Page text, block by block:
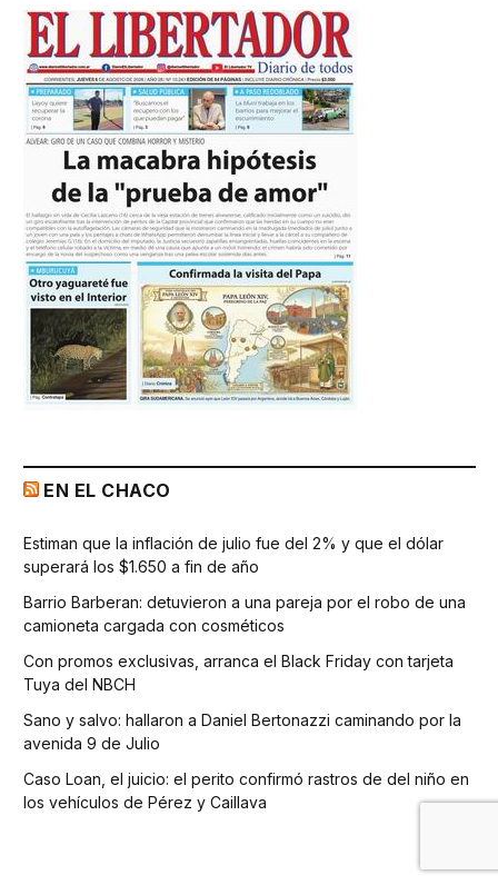
EN EL CHACO
Estiman que la inflación de julio fue del 2% y que el dólar
superará los $1.650 a fin de año
Barrio Barberan: detuvieron a una pareja por el robo de una
camioneta cargada con cosméticos
Con promos exclusivas, arranca el Black Friday con tarjeta
Tuya del NBCH
Sano y salvo: hallaron a Daniel Bertonazzi caminando por la
avenida 9 de Julio
Caso Loan, el juicio: el perito confirmó rastros de del niño en
los vehículos de Pérez y Caillava